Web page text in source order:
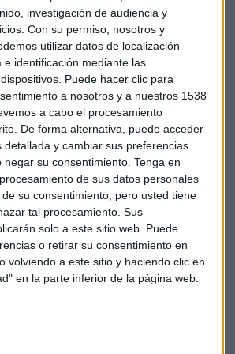
investigación de audiencia y
Con su permiso, nosotros y
utilizar datos de localización
e identificación mediante las
Puede hacer clic para
a nosotros y a nuestros 1538
a cabo el procesamiento
De forma alternativa, puede acceder
detallada y cambiar sus preferencias
su consentimiento. Tenga en
de sus datos personales
su consentimiento, pero usted tiene
tal procesamiento. Sus
solo a este sitio web. Puede
o retirar su consentimiento en
volviendo a este sitio y haciendo clic en
en la parte inferior de la página web.
de pies cúbicos de ese proyecto y,
hoy, se pasará a extraer 4.000
este proyecto supondrá aumentar
mil millones de barriles de petróleo
aumentar una vez completado el
mismo, de entre 5 y 7 años.
a los inversores y se ha visto
de Doha, que cotizaba al alza después
caídas. Menos optimista es el
primas, con unos
que cotizan a la baja. El anuncio de
a las dudas sobre la capacidad de la
los precios debido al exceso de oferta.